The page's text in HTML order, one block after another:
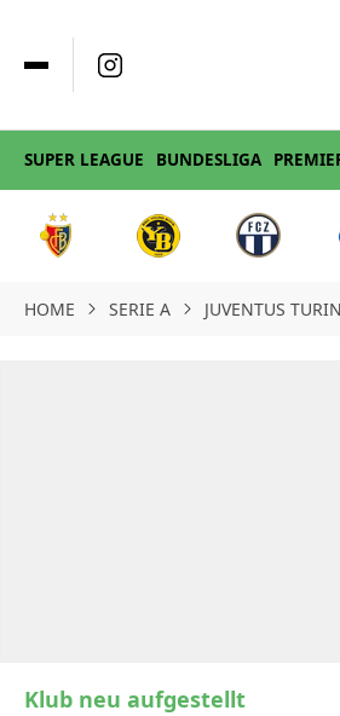
SUPER LEAGUE BUNDESLIGA
HOME SERIE A JUVENTUS TURIN
Klub neu aufgestellt